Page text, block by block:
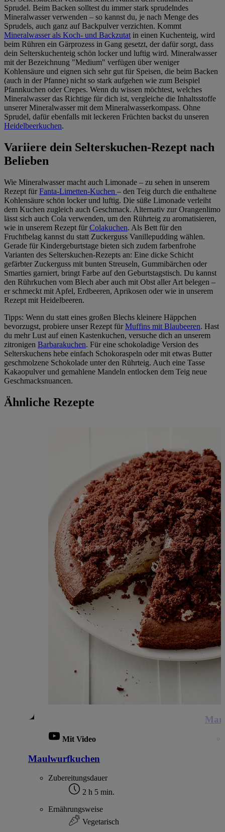
Sprudel. Beim Backen solltest du immer stark sprudelndes
Mineralwasser verwenden – so kannst du, je nach Menge des
Sprudels, auch ganz auf Backpulver verzichten. Kommt
Mineralwasser als Koch- und Backzutat in einen Kuchenteig, wird
beim Rühren ein Gärprozess in Gang gesetzt, der dafür sorgt, dass
dein Selterskuchenteig schön locker und luftig wird. Mineralwasser
mit der Bezeichnung "Medium" verfügen über weniger
Kohlensäure und eignen sich sehr gut für Speisen, die beim Backen
(auch in der Pfanne) nicht so stark aufgehen wie zum Beispiel
Pfannkuchen oder Crepes. Wenn du wissen möchtest, welches
Mineralwasser das Richtige für dich ist, vergleiche die Inhaltsstoffe
unserer Mineralwasser mit dem Mineralwasserkompass. Ohne
Sprudel, dafür ebenfalls mit leckeren Früchten backst du unseren
Heidelbeerkuchen.
Variiere dein Selterskuchen-Rezept nach
Belieben
Wie Mineralwasser macht auch Limonade – zu sehen in unserem
Rezept fürFanta-Limetten-Kuchen – den Teig durch die enthaltene
Kohlensäure schön locker und luftig. Die süße Limonade verleiht
dem Kuchen zugleich auch Geschmack. Alternativ zur Orangenlimo
lässt sich auch Cola verwenden, um den Rührteig zu aromatisieren,
wie in unserem Rezept fürColakuchen. Als Bett für den
Fruchtbelag kannst du statt Zuckerguss Vanillepudding wählen.
Gerade für Kindergeburtstage bieten sich zudem farbenfrohe
Varianten des Selterskuchen-Rezepts an: Eine dicke Schicht
gefärbter Zuckerguss mit bunten Streuseln, Gummibärchen oder
Smarties garniert, bringt Farbe auf den Geburtstagstisch. Du kannst
den Rührkuchen vom Blech aber auch mit Obst aller Art belegen –
er schmeckt mit Apfel, Erdbeeren, Aprikosen oder wie in unserem
Rezept mit Heidelbeeren.
Tipps: Wenn du statt eines großen Blechs kleinere Häppchen
bevorzugst, probiere unser Rezept fürMuffins mit Blaubeeren. Hast
du mehr Lust auf einen Kastenkuchen, versuche dich an unserem
zitronigen Barbarakuchen. Für eine schokoladige Version des
Selterskuchens hebe einfach Schokoraspeln oder mit etwas Butter
geschmolzene Schokolade unter den Rührteig. Auch eine Tasse
Kakaopulver und gemahlene Mandeln entlocken dem Teig neue
Geschmacksnuancen.
Ähnliche Rezepte
Mit Video
Maulwurfkuchen
Zubereitungsdauer
2 h 5 min.
Ernährungsweise
Vegetarisch